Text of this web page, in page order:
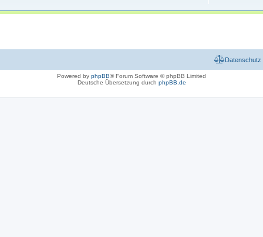
Datenschutz
Powered by phpBB® Forum Software © phpBB Limited
Deutsche Übersetzung durch phpBB.de